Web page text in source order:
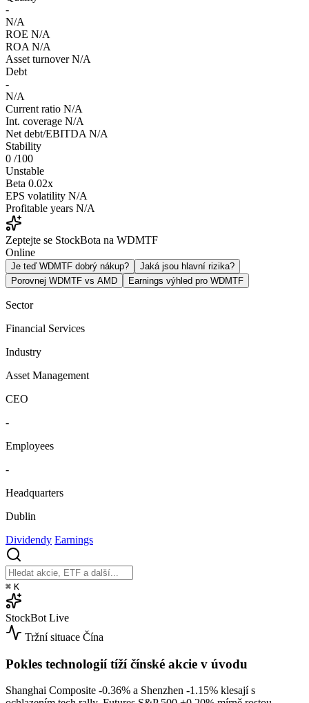
-
N/A
ROE N/A
ROA N/A
Asset turnover N/A
Debt
-
N/A
Current ratio N/A
Int. coverage N/A
Net debt/EBITDA N/A
Stability
0 /100
Unstable
Beta 0.02x
EPS volatility N/A
Profitable years N/A
Zeptejte se StockBota na WDMTF
Online
Je teď WDMTF dobrý nákup?
Jaká jsou hlavní rizika?
Porovnej WDMTF vs AMD
Earnings výhled pro WDMTF
Sector
Financial Services
Industry
Asset Management
CEO
-
Employees
-
Headquarters
Dublin
Dividendy Earnings
⌘ K
StockBot Live
Tržní situace Čína
Pokles technologií tíží čínské akcie v úvodu
Shanghai Composite -0.36% a Shenzhen -1.15% klesají s